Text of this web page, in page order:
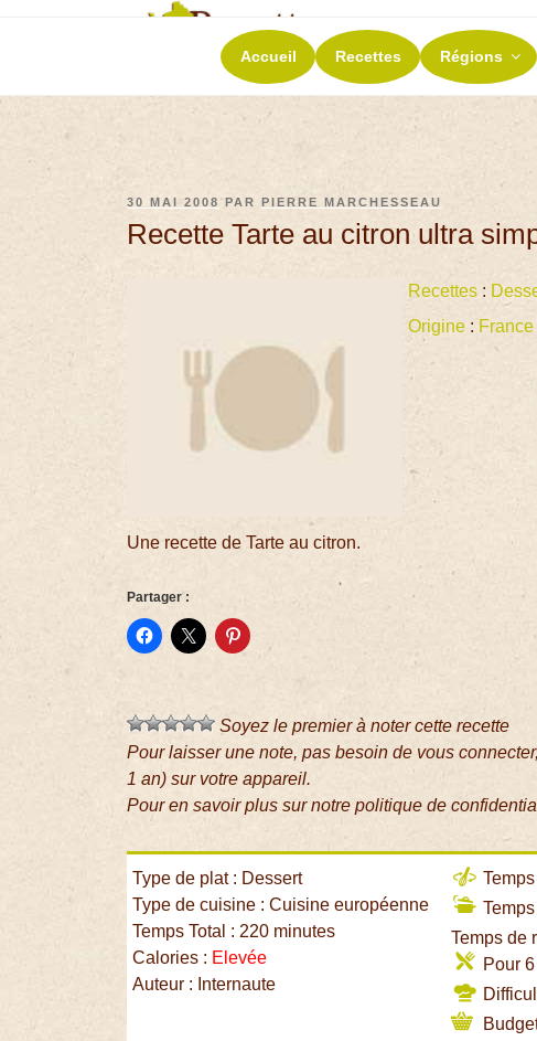
La richesse de nos
Accueil Recettes Régions
30 MAI 2008 PARPIERRE MARCHESSEAU
Recette Tarte au citron ultra
Recettes :
Origine : France
Une recette de Tarte au citron.
Partager :
Soyez le premier à noter cette recette
Pour laisser une note, pas besoin de vous
1 an) sur votre appareil.
Pour en savoir plus sur notre politique de
Type de plat : Dessert
Type de cuisine : Cuisine européenne
Temps Total : 220 minutes
Calories : Elevée
Auteur : Internaute
Temps de
Pour